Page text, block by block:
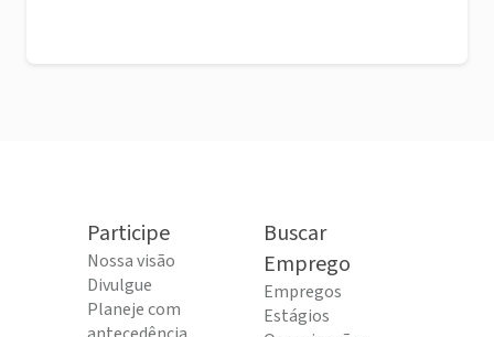
Participe
Nossa visão
Divulgue
Planeje com
Buscar
Emprego
Empregos
Estágios